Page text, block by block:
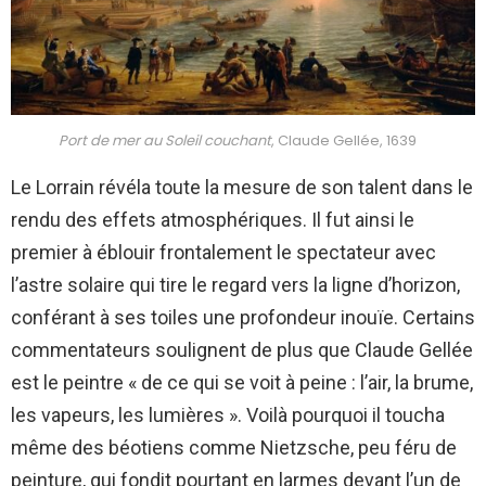
Port de mer au Soleil couchant, Claude Gellée, 1639
Le Lorrain révéla toute la mesure de son talent dans le
rendu des effets atmosphériques. Il fut ainsi le
premier à éblouir frontalement le spectateur avec
l’astre solaire qui tire le regard vers la ligne d’horizon,
conférant à ses toiles une profondeur inouïe. Certains
commentateurs soulignent de plus que Claude Gellée
est le peintre « de ce qui se voit à peine : l’air, la brume,
les vapeurs, les lumières ». Voilà pourquoi il toucha
même des béotiens comme Nietzsche, peu féru de
peinture, qui fondit pourtant en larmes devant l’un de